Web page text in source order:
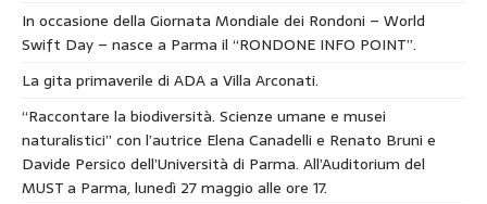
In occasione della Giornata Mondiale dei Rondoni – World
Swift Day – nasce a Parma il “RONDONE INFO POINT”.
La gita primaverile di ADA a Villa Arconati.
“Raccontare la biodiversità. Scienze umane e musei
naturalistici” con l’autrice Elena Canadelli e Renato Bruni e
Davide Persico dell’Università di Parma. All’Auditorium del
MUST a Parma, lunedì 27 maggio alle ore 17.